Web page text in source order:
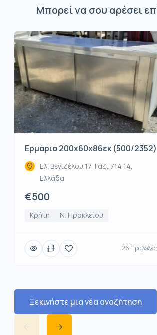
Μπορεί να σου αρέσει
Ερμάριο 200x60x86εκ (500/2352)
Ελ. Βενιζέλου 17, Γάζι 714 14,
Ελλάδα
€500
Κρήτη Ν. Ηρακλείου
26 Προβολές
Ξεκινήστε μια νέα αναζήτηση